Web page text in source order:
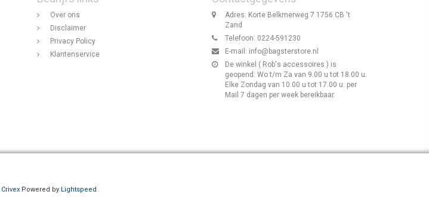
Over ons
Disclaimer
Privacy Policy
Klantenservice
Adres: Korte Belkmerweg 7 1756 CB 't
Zand
Telefoon: 0224-591230
E-mail: info@bagsterstore.nl
De winkel ( Rob's accessoires ) is
geopend: Wo t/m Za van 9.00 u tot 18.00 u.
Elke Zondag van 10.00 u tot 17.00 u. per
Mail 7 dagen per week bereikbaar.
Crivex Powered by Lightspeed